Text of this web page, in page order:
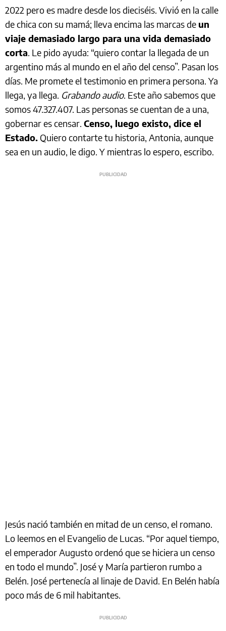
2022 pero es madre desde los dieciséis. Vivió en la calle
de chica con su mamá; lleva encima las marcas de un
viaje demasiado largo para una vida demasiado
corta. Le pido ayuda: “quiero contar la llegada de un
argentino más al mundo en el año del censo”. Pasan los
días. Me promete el testimonio en primera persona. Ya
llega, ya llega. Grabando audio. Este año sabemos que
somos 47.327.407. Las personas se cuentan de a una,
gobernar es censar. Censo, luego existo, dice el
Estado. Quiero contarte tu historia, Antonia, aunque
sea en un audio, le digo. Y mientras lo espero, escribo.
Jesús nació también en mitad de un censo, el romano.
Lo leemos en el Evangelio de Lucas. “Por aquel tiempo,
el emperador Augusto ordenó que se hiciera un censo
en todo el mundo”. José y María partieron rumbo a
Belén. José pertenecía al linaje de David. En Belén había
poco más de 6 mil habitantes.